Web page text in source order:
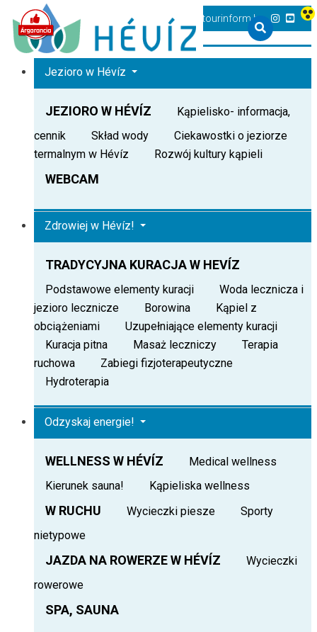
+36 83 540 131 heviz@tourinform.hu
Jezioro w Hévíz
JEZIORO W HÉVÍZ
Kąpielisko- informacja,
cennik
Skład wody
Ciekawostki o jeziorze
termalnym w Hévíz
Rozwój kultury kąpieli
WEBCAM
Zdrowiej w Hévíz!
TRADYCYJNA KURACJA W HEVÍZ
Podstawowe elementy kuracji
Woda lecznicza i
jezioro lecznicze
Borowina
Kąpiel z
obciążeniami
Uzupełniające elementy kuracji
Kuracja pitna
Masaż leczniczy
Terapia
ruchowa
Zabiegi fizjoterapeutyczne
Hydroterapia
Odzyskaj energie!
WELLNESS W HÉVÍZ
Medical wellness
Kierunek sauna!
Kąpieliska wellness
W RUCHU Wycieczki piesze
Sporty
nietypowe
JAZDA NA ROWERZE W HÉVÍZ
Wycieczki
rowerowe
SPA, SAUNA